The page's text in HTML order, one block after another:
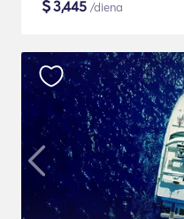
$3,445 /diena